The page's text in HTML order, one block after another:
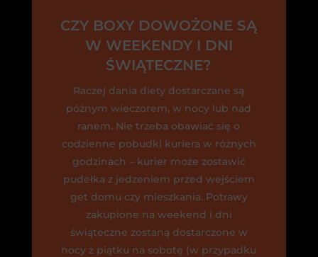
CZY BOXY DOWOŻONE SĄ
W WEEKENDY I DNI
ŚWIĄTECZNE?
Raczej dania diety dostarczane są
późnym wieczorem, w nocy lub nad
ranem. Nie trzeba obawiać się o
codzienne pobudki kuriera w różnych
godzinach – kurier może zostawić
pudełka z jedzeniem przed wejściem
get domu czy mieszkania. Potrawy
zakupione na weekend i dni
świąteczne zostaną dostarczone w
nocy z piątku na sobotę (w przypadku